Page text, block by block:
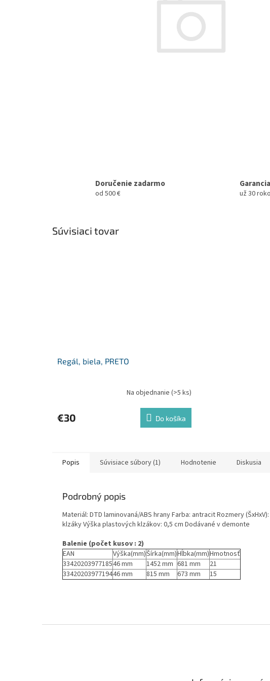
Doručenie zadarmo
od 500 € už 30
Súvisiaci tovar
Regál, biela, PRETO
Na objednanie (>5 ks)
€30 Do košíka
Popis Súvisiace súbory (1) Hodnotenie Diskusia
Podrobný popis
Materiál: DTD laminovaná/ABS hrany Farba: antracit Rozmery
klzáky Výška plastových klzákov: 0,5 cm Dodávané v demonte
Balenie (počet kusov : 2)
EAN
Výška(mm)Šírka(mm)Hĺbka(mm)Hmotnosť
3342020397718546 mm 1452 mm 681 mm
21
3342020397719446 mm 815 mm 673 mm 15